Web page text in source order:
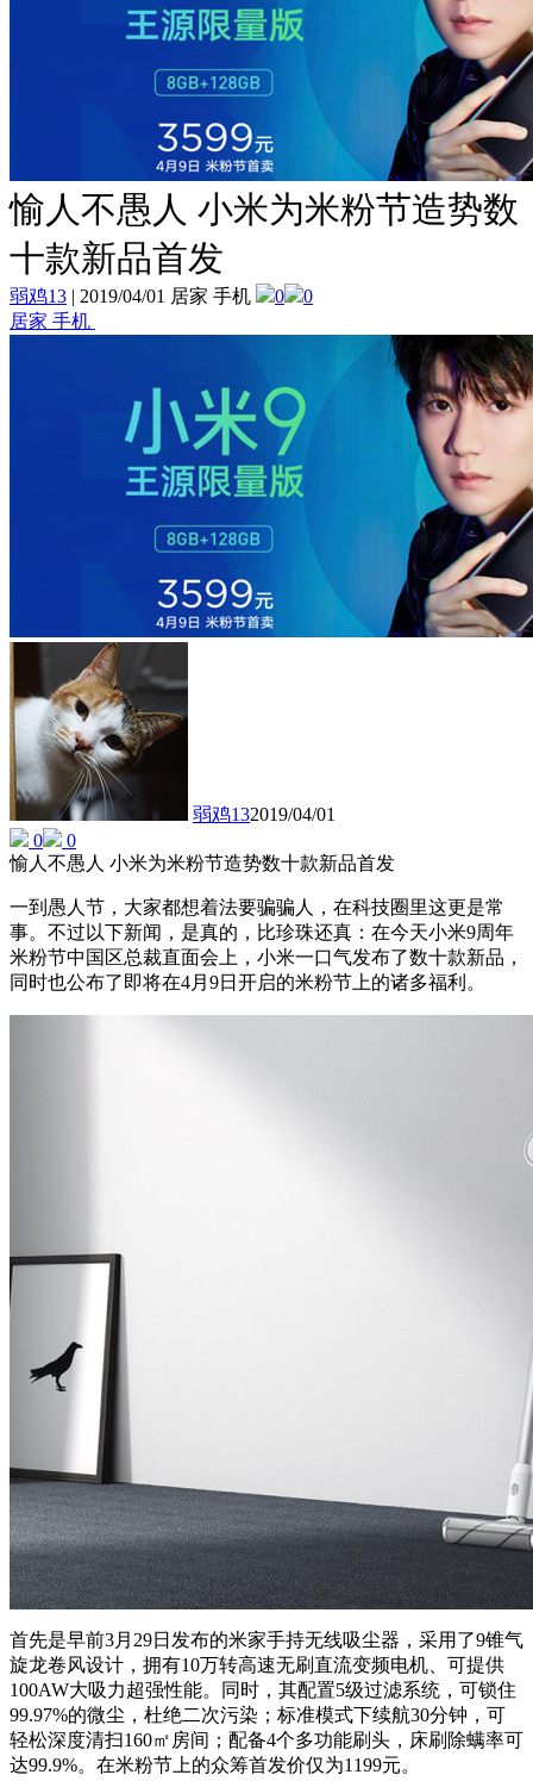
愉人不愚人 小米为米粉节造势数
十款新品首发
弱鸡13 | 2019/04/01 居家 手机 0
0
居家 手机
弱鸡132019/04/01
0
0
愉人不愚人 小米为米粉节造势数十款新品首发
一到愚人节，大家都想着法要骗骗人，在科技圈里这更是常
事。不过以下新闻，是真的，比珍珠还真：在今天小米9周年
米粉节中国区总裁直面会上，小米一口气发布了数十款新品，
同时也公布了即将在4月9日开启的米粉节上的诸多福利。
首先是早前3月29日发布的米家手持无线吸尘器，采用了9锥气
旋龙卷风设计，拥有10万转高速无刷直流变频电机、可提供
100AW大吸力超强性能。同时，其配置5级过滤系统，可锁住
99.97%的微尘，杜绝二次污染；标准模式下续航30分钟，可
轻松深度清扫160㎡房间；配备4个多功能刷头，床刷除螨率可
达99.9%。在米粉节上的众筹首发价仅为1199元。